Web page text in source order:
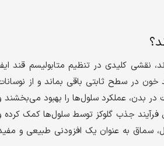
نقشی کلیدی در تنظیم متابولیسم قند
خون در سطح ثابتی باقی بماند و از
در بدن، عملکرد سلول‌ها را بهبود می‌بخشند
فرآیند جذب گلوکز توسط سلول‌ها کمک کرده
سماق به عنوان یک افزودنی طبیعی و